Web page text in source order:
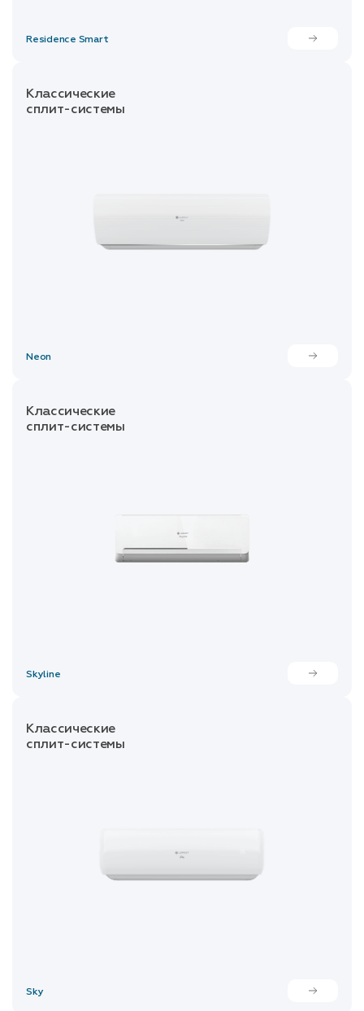
Residence Smart
Классические
сплит-системы
Neon
Классические
сплит-системы
Skyline
Классические
сплит-системы
Sky